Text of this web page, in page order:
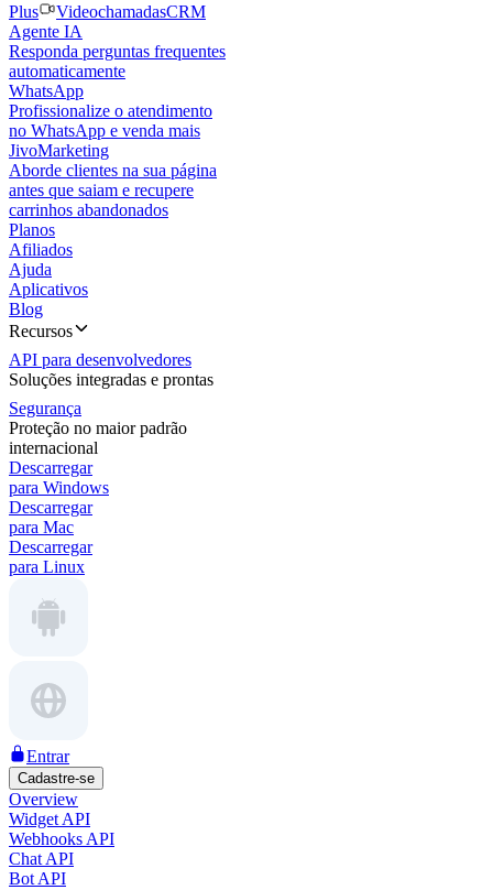
Plus
VideochamadasCRM
Agente IA
Responda perguntas frequentes
automaticamente
WhatsApp
Profissionalize o atendimento
no WhatsApp e venda mais
JivoMarketing
Aborde clientes na sua página
antes que saiam e recupere
carrinhos abandonados
Planos
Afiliados
Ajuda
Aplicativos
Blog
Recursos
API para desenvolvedores
Soluções integradas e prontas
Segurança
Proteção no maior padrão
internacional
Descarregar
para Windows
Descarregar
para Mac
Descarregar
para Linux
Entrar
Cadastre-se
Overview
Widget API
Webhooks API
Chat API
Bot API